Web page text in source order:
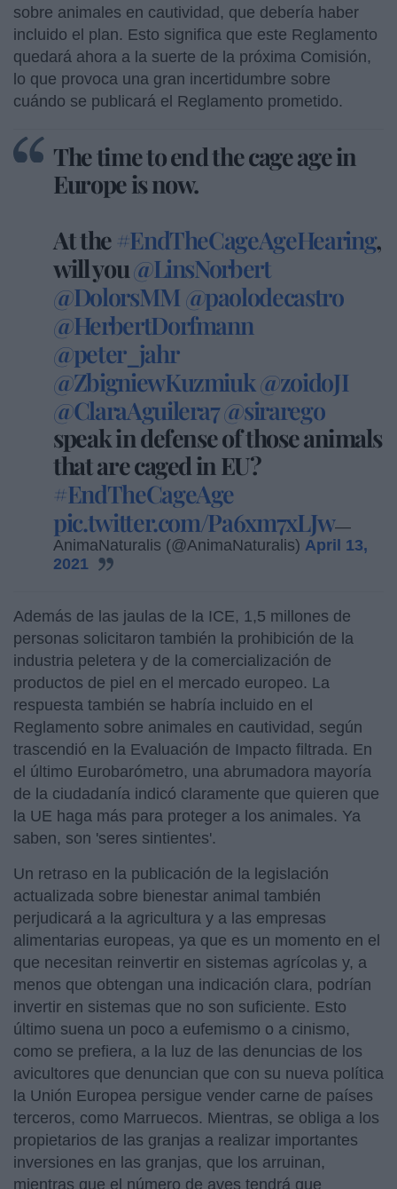
sobre animales en cautividad, que debería haber
incluido el plan. Esto significa que este Reglamento
quedará ahora a la suerte de la próxima Comisión,
lo que provoca una gran incertidumbre sobre
cuándo se publicará el Reglamento prometido.
The time to end the cage age in
Europe is now.
At the #EndTheCageAgeHearing,
will you@LinsNorbert
@DolorsMM@paolodecastro
@HerbertDorfmann
@peter_jahr
@ZbigniewKuzmiuk@zoidoJI
@ClaraAguilera7@sirarego
speak in defense of those animals
that are caged in EU?
#EndTheCageAge
pic.twitter.com/Pa6xm7xLJw—
AnimaNaturalis (@AnimaNaturalis) April 13,
2021
Además de las jaulas de la ICE, 1,5 millones de
personas solicitaron también la prohibición de la
industria peletera y de la comercialización de
productos de piel en el mercado europeo. La
respuesta también se habría incluido en el
Reglamento sobre animales en cautividad, según
trascendió en la Evaluación de Impacto filtrada. En
el último Eurobarómetro, una abrumadora mayoría
de la ciudadanía indicó claramente que quieren que
la UE haga más para proteger a los animales. Ya
saben, son 'seres sintientes'.
Un retraso en la publicación de la legislación
actualizada sobre bienestar animal también
perjudicará a la agricultura y a las empresas
alimentarias europeas, ya que es un momento en el
que necesitan reinvertir en sistemas agrícolas y, a
menos que obtengan una indicación clara, podrían
invertir en sistemas que no son suficiente. Esto
último suena un poco a eufemismo o a cinismo,
como se prefiera, a la luz de las denuncias de los
avicultores que denuncian que con su nueva política
la Unión Europea persigue vender carne de países
terceros, como Marruecos. Mientras, se obliga a los
propietarios de las granjas a realizar importantes
inversiones en las granjas, que los arruinan,
mientras que el número de aves tendrá que